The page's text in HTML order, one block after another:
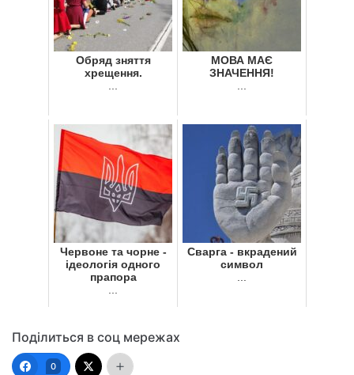
Обряд зняття
хрещення.
МОВА МАЄ
ЗНАЧЕННЯ!
Червоне та чорне -
ідеологія одного
прапора
Сварга - вкрадений
символ
Поділиться в соц мережах
0